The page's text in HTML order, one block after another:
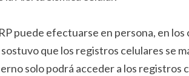
puede efectuarse en persona, en los
que los registros celulares se
solo podrá acceder a los registros